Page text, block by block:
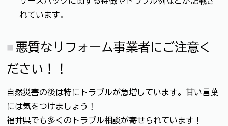
れています。
悪質なリフォーム事業者にご注意く
ださい！！
自然災害の後は特にトラブルが急増しています。甘い言葉
には気をつけましょう！
福井県でも多くのトラブル相談が寄せられています！